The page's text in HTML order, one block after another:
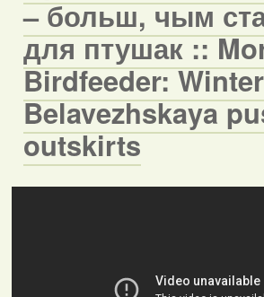
– больш, чым
для птушак ::
Birdfeeder:
Belavezhskaya
outskirts